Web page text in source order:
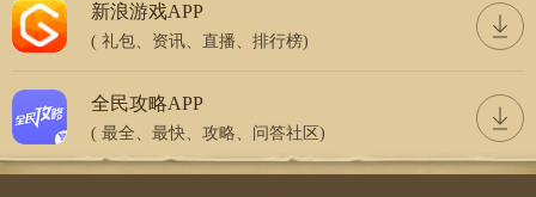
新浪游戏APP
( 礼包、资讯、直播、排行榜)
全民攻略APP
( 最全、最快、攻略、问答社区)